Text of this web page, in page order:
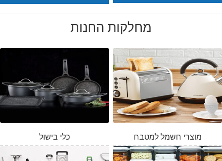
מחלקות החנות
כלי בישול מוצרי חשמל למטבח